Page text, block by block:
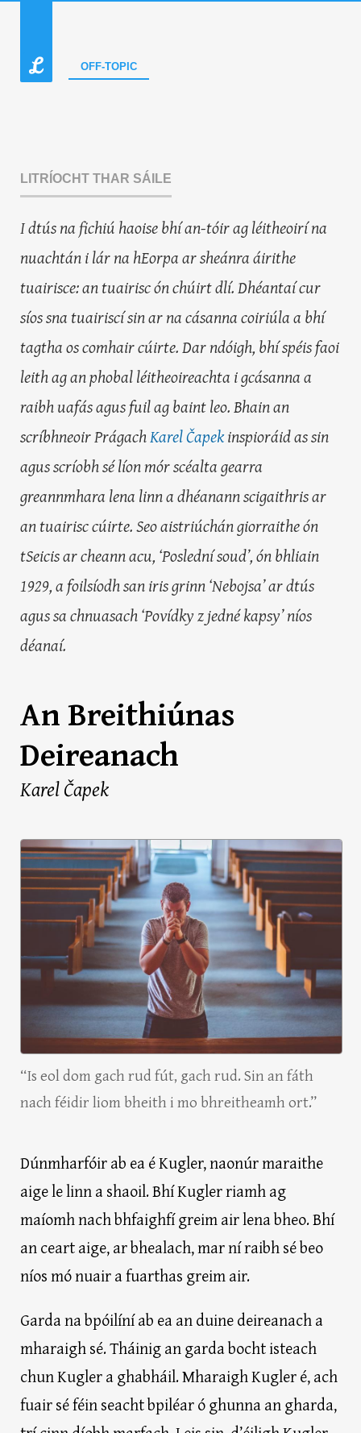
OFF-TOPIC
LITRÍOCHT THAR SÁILE
I dtús na fichiú haoise bhí an-tóir ag léitheoirí na
nuachtán i lár na hEorpa ar sheánra áirithe
tuairisce: an tuairisc ón chúirt dlí. Dhéantaí cur
síos sna tuairiscí sin ar na cásanna coiriúla a bhí
tagtha os comhair cúirte. Dar ndóigh, bhí spéis faoi
leith ag an phobal léitheoireachta i gcásanna a
raibh uafás agus fuil ag baint leo. Bhain an
scríbhneoir PrágachKarel Čapekinspioráid as sin
agus scríobh sé líon mór scéalta gearra
greannmhara lena linn a dhéanann scigaithris ar
an tuairisc cúirte. Seo aistriúchán giorraithe ón
tSeicis ar cheann acu, ‘Poslední soud’, ón bhliain
1929, a foilsíodh san iris grinn ‘Nebojsa’ ar dtús
agus sa chnuasach ‘Povídky z jedné kapsy’ níos
déanaí.
An Breithiúnas
Deireanach
Karel Čapek
“Is eol dom gach rud fút, gach rud. Sin an fáth
nach féidir liom bheith i mo bhreitheamh ort.”
Dúnmharfóir ab ea é Kugler, naonúr maraithe
aige le linn a shaoil. Bhí Kugler riamh ag
maíomh nach bhfaighfí greim air lena bheo. Bhí
an ceart aige, ar bhealach, mar ní raibh sé beo
níos mó nuair a fuarthas greim air.
Garda na bpóilíní ab ea an duine deireanach a
mharaigh sé. Tháinig an garda bocht isteach
chun Kugler a ghabháil. Mharaigh Kugler é, ach
fuair sé féin seacht bpiléar ó ghunna an gharda,